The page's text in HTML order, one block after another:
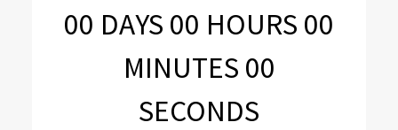
00 DAYS 00 HOURS 00
MINUTES 00
SECONDS